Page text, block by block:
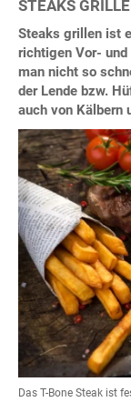
STEAKS
Steaks grillen ist
richtigen Vor- und
man nicht so
der Lende bzw.
auch von Kälbern
Das T-Bone Steak ist